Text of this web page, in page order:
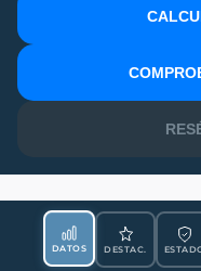
DATOS DESTAC.